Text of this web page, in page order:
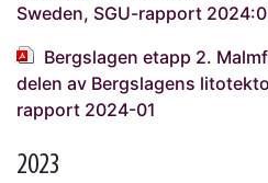
Sweden, SGU-rapport
Bergslagen etapp 2.
delen av Bergslagens
rapport 2024-01
2023